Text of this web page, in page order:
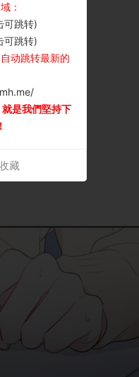
：
可跳转)
可跳转)
动跳转最新的
是我們堅持下
藏